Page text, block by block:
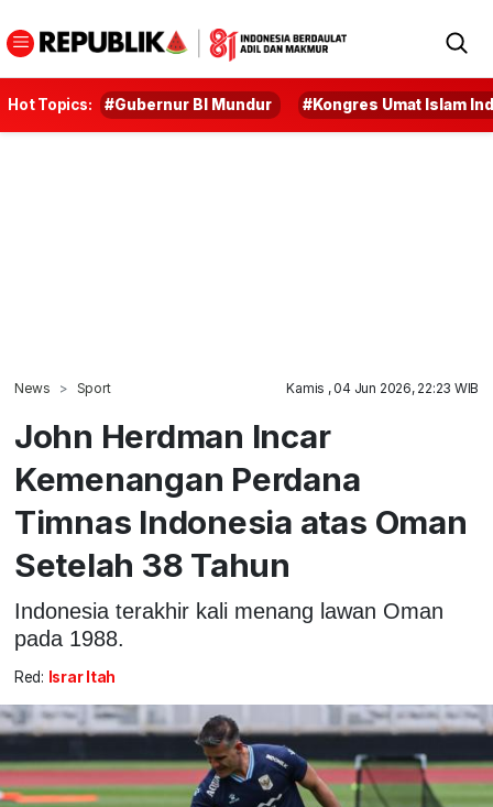
Hot Topics: #Gubernur BI Mundur #Kongres Umat Islam
News Sport Kamis , 04 Jun 2026, 22:23 WIB
John Herdman Incar
Kemenangan Perdana
Timnas Indonesia atas Oman
Setelah 38 Tahun
Indonesia terakhir kali menang lawan Oman
pada 1988.
Red: Israr Itah